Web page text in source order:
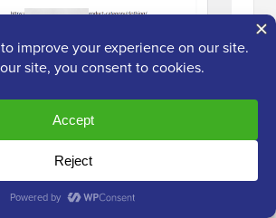
en Resultados de
más del 46% de todas las